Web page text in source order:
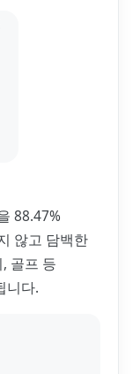
88.47%
않고 담백한
골프 등
니다.